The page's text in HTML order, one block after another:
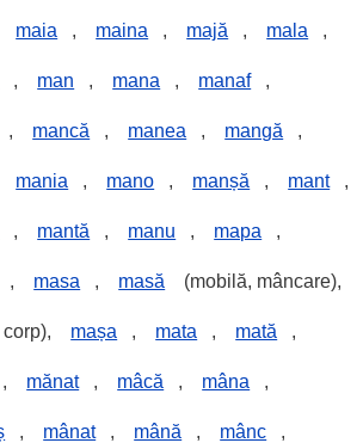
maia , maina , majă , mala ,
, man , mana , manaf ,
, mancă , manea , mangă ,
mania , mano , manșă , mant ,
, mantă , manu , mapa ,
, masa , masă (mobilă, mâncare),
mașa , mata , mată ,
, mănat , mâcă , mâna ,
, mânat , mână , mânc ,